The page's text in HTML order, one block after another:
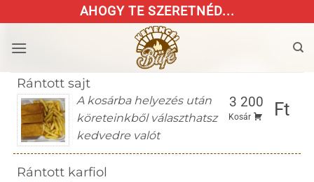
to
content
AHOGY TE SZERETNÉD...
Rántott sajt
3 200
Kosár Ft
A kosárba helyezés után
köreteinkből választhatsz
kedvedre valót
Rántott karfiol